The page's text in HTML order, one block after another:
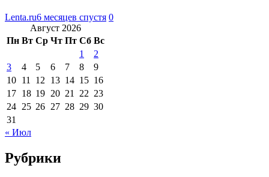
Lenta.ru6 месяцев спустя 0
Август 2026
Пн Вт Ср Чт Пт Сб Вс
1
2
3
4 5 6 7 8
9
10 11 12 13 14 15 16
17 18 19 20 21 22 23
24 25 26 27 28 29 30
31
« Июл
Рубрики